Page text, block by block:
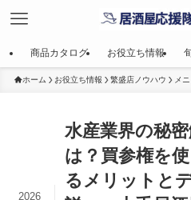
商品カタログ お役立ち情報
ホーム お役立ち情報 繁盛店ノウハウ メ
水産業界の秘
は？買参権を
るメリットと
2026